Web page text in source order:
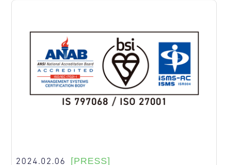
2024.02.06 [PRESS]